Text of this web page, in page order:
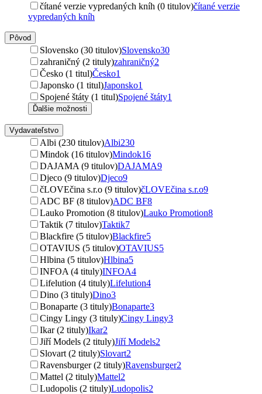
čítané verzie vypredaných kníh (0 titulov)čítané verzie
vypredaných kníh
Pôvod
Slovensko (30 titulov)Slovensko30
zahraničný (2 tituly)zahraničný2
Česko (1 titul)Česko1
Japonsko (1 titul)Japonsko1
Spojené štáty (1 titul)Spojené štáty1
Ďalšie možnosti
Vydavateľstvo
Albi (230 titulov)Albi230
Mindok (16 titulov)Mindok16
DAJAMA (9 titulov)DAJAMA9
Djeco (9 titulov)Djeco9
čLOVEčina s.r.o (9 titulov)čLOVEčina s.r.o9
ADC BF (8 titulov)ADC BF8
Lauko Promotion (8 titulov)Lauko Promotion8
Taktik (7 titulov)Taktik7
Blackfire (5 titulov)Blackfire5
OTAVIUS (5 titulov)OTAVIUS5
Hlbina (5 titulov)Hlbina5
INFOA (4 tituly)INFOA4
Lifelution (4 tituly)Lifelution4
Dino (3 tituly)Dino3
Bonaparte (3 tituly)Bonaparte3
Cingy Lingy (3 tituly)Cingy Lingy3
Ikar (2 tituly)Ikar2
Jiří Models (2 tituly)Jiří Models2
Slovart (2 tituly)Slovart2
Ravensburger (2 tituly)Ravensburger2
Mattel (2 tituly)Mattel2
Ludopolis (2 tituly)Ludopolis2